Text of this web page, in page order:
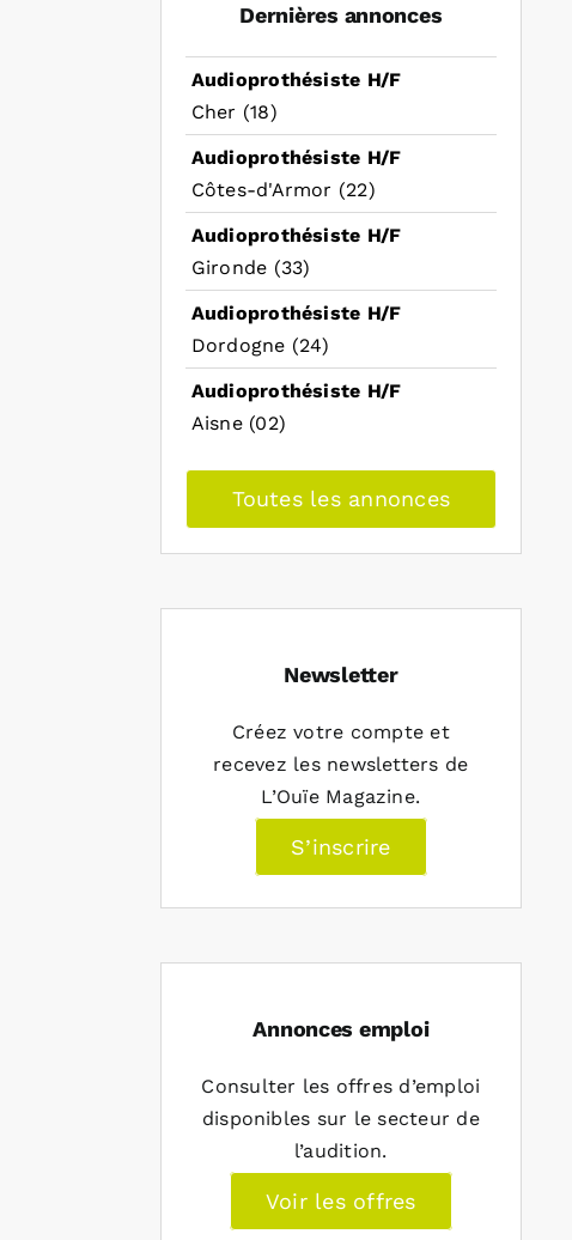
Dernières annonces
Audioprothésiste H/F
Cher (18)
Audioprothésiste H/F
Côtes-d'Armor (22)
Audioprothésiste H/F
Gironde (33)
Audioprothésiste H/F
Dordogne (24)
Audioprothésiste H/F
Aisne (02)
Toutes les annonces
Newsletter
Créez votre compte et
recevez les newsletters de
L’Ouïe Magazine.
S’inscrire
Annonces emploi
Consulter les offres d’emploi
disponibles sur le secteur de
l’audition.
Voir les offres